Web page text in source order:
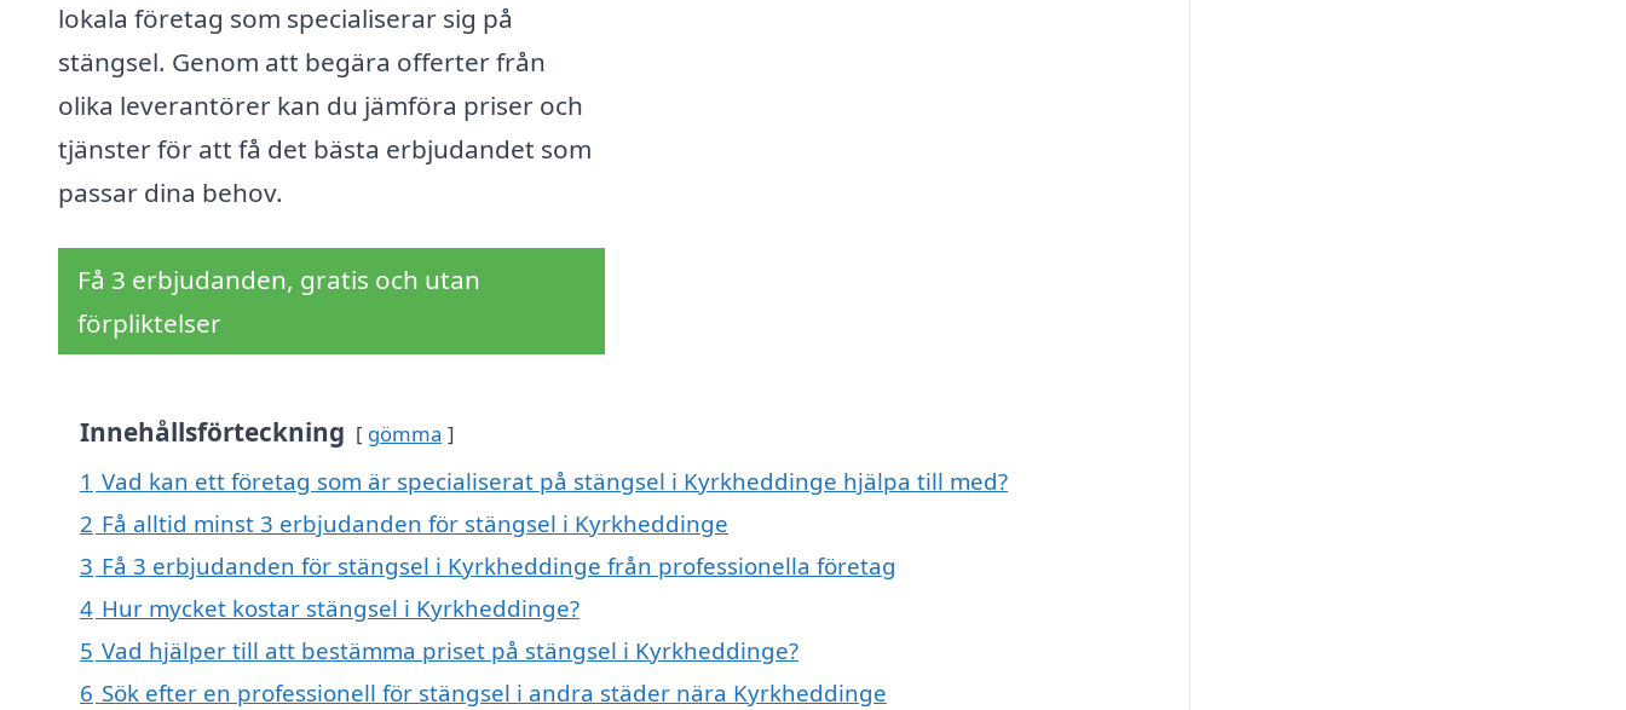
lokala företag som specialiserar sig på
stängsel. Genom att begära offerter från
olika leverantörer kan du jämföra priser och
tjänster för att få det bästa erbjudandet som
passar dina behov.
Få 3 erbjudanden, gratis och utan
förpliktelser
Innehållsförteckning gömma
1 Vad kan ett företag som är specialiserat på stängsel i Kyrkheddinge hjälpa till med?
2 Få alltid minst 3 erbjudanden för stängsel i Kyrkheddinge
3 Få 3 erbjudanden för stängsel i Kyrkheddinge från professionella företag
4 Hur mycket kostar stängsel i Kyrkheddinge?
5 Vad hjälper till att bestämma priset på stängsel i Kyrkheddinge?
6 Sök efter en professionell för stängsel i andra städer nära Kyrkheddinge